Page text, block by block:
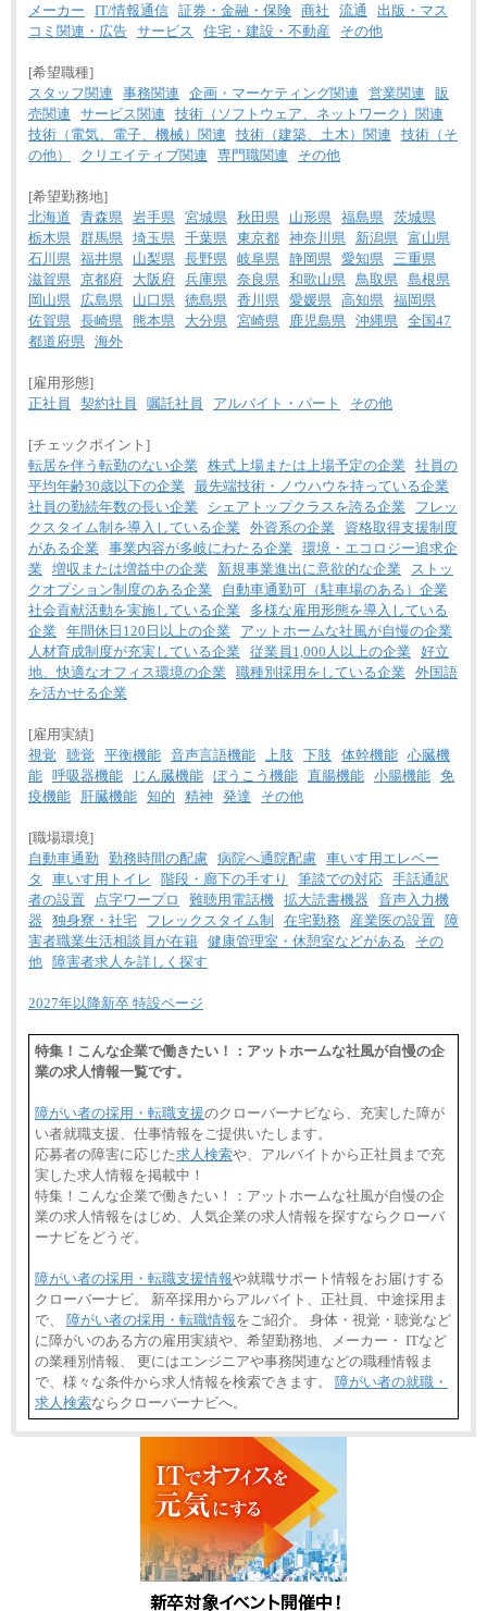
メーカー
IT/情報通信 証券・金融・保険 商社 流通
出版・マス
コミ関連・広告 サービス 住宅・建設・不動産 その他
[希望職種]
スタッフ関連
事務関連 企画・マーケティング関連 営業関連
販
売関連
サービス関連
技術（ソフトウェア、ネットワーク）関連
技術（電気、電子、機械）関連
技術（建築、土木）関連
技術（そ
の他）
クリエイティブ関連 専門職関連 その他
[希望勤務地]
北海道
青森県 岩手県 宮城県 秋田県 山形県 福島県
茨城県
栃木県
群馬県 埼玉県 千葉県 東京都 神奈川県 新潟県
富山県
石川県
福井県 山梨県 長野県 岐阜県 静岡県 愛知県
三重県
滋賀県
京都府 大阪府 兵庫県 奈良県 和歌山県 鳥取県
島根県
岡山県
広島県 山口県 徳島県 香川県 愛媛県 高知県
福岡県
佐賀県
長崎県 熊本県 大分県 宮崎県 鹿児島県 沖縄県
全国47
都道府県
海外
[雇用形態]
正社員
契約社員 嘱託社員 アルバイト・パート その他
[チェックポイント]
転居を伴う転勤のない企業 株式上場または上場予定の企業 社員の
平均年齢30歳以下の企業 最先端技術・ノウハウを持っている企業
社員の勤続年数の長い企業
シェアトップクラスを誇る企業
フレッ
クスタイム制を導入している企業 外資系の企業
資格取得支援制度
がある企業 事業内容が多岐にわたる企業 環境・エコロジー追求企
業 増収または増益中の企業 新規事業進出に意欲的な企業
ストッ
クオプション制度のある企業
自動車通勤可（駐車場のある）企業
社会貢献活動を実施している企業
多様な雇用形態を導入している
企業 年間休日120日以上の企業
アットホームな社風が自慢の企業
人材育成制度が充実している企業 従業員1,000人以上の企業 好立
地、快適なオフィス環境の企業 職種別採用をしている企業 外国語
を活かせる企業
[雇用実績]
視覚
聴覚 平衡機能 音声言語機能 上肢 下肢 体幹機能 心臓機
能 呼吸器機能 じん臓機能 ぼうこう機能 直腸機能 小腸機能 免
疫機能
肝臓機能 知的 精神 発達 その他
[職場環境]
自動車通勤
勤務時間の配慮 病院へ通院配慮 車いす用エレベー
タ
車いす用トイレ 階段・廊下の手すり 筆談での対応 手話通訳
者の設置
点字ワープロ 難聴用電話機 拡大読書機器
音声入力機
器
独身寮・社宅 フレックスタイム制 在宅勤務 産業医の設置
障
害者職業生活相談員が在籍 健康管理室・休憩室などがある
その
他
障害者求人を詳しく探す
2027年以降新卒 特設ページ
特集！こんな企業で働きたい！：アットホームな社風が自慢の企
業の求人情報一覧です。
障がい者の採用・転職支援のクローバーナビなら、充実した障が
い者就職支援、仕事情報をご提供いたします。
応募者の障害に応じた求人検索や、アルバイトから正社員まで充
実した求人情報を掲載中！
特集！こんな企業で働きたい！：アットホームな社風が自慢の企
業の求人情報をはじめ、人気企業の求人情報を探すならクローバ
ーナビをどうぞ。
障がい者の採用・転職支援情報や就職サポート情報をお届けする
クローバーナビ。 新卒採用からアルバイト、正社員、中途採用ま
で、 障がい者の採用・転職情報をご紹介。 身体・視覚・聴覚など
に障がいのある方の雇用実績や、希望勤務地、メーカー・ ITなど
の業種別情報、 更にはエンジニアや事務関連などの職種情報ま
で、様々な条件から求人情報を検索できます。 障がい者の就職・
求人検索ならクローバーナビへ。